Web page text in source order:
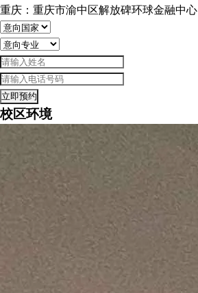
重庆：重庆市渝中区解放碑环球金融中心
立即预约
校区环境